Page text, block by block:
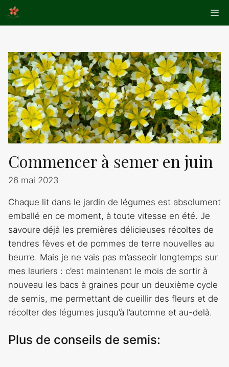
Aller
au
Commencer à semer en juin
26 mai 2023
Chaque lit dans le jardin de légumes est absolument
emballé en ce moment, à toute vitesse en été. Je
savoure déjà les premières délicieuses récoltes de
tendres fèves et de pommes de terre nouvelles au
beurre. Mais je ne vais pas m’asseoir longtemps sur
mes lauriers : c’est maintenant le mois de sortir à
nouveau les bacs à graines pour un deuxième cycle
de semis, me permettant de cueillir des fleurs et de
récolter des légumes jusqu’à l’automne et au-delà.
Plus de conseils de semis: